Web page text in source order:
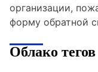
организации,
форму обратной
Облако тегов